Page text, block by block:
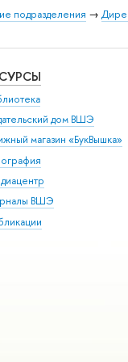
подразделения →
дом ВШЭ
магазин «БукВышка»
ВШЭ